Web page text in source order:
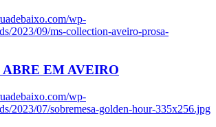
wp-
2023/09/ms-collection-aveiro-prosa-
ABRE EM AVEIRO
wp-
2023/07/sobremesa-golden-hour-335x256.jpg